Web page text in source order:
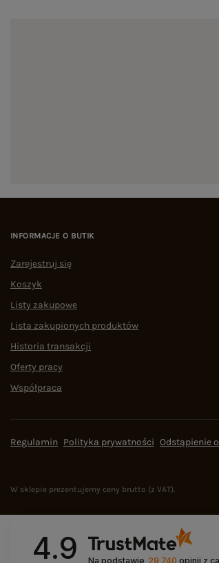
INFORMACJE O BUTIK
Zarejestruj się
Koszyk
Listy zakupowe
Lista zakupionych produktów
Historia transakcji
Oferty pracy
Współpraca
Regulamin Polityka prywatności Odstąpienie
W sklepie prezentujemy ceny brutto (z VAT).
4.9 Na podstawie 29 740 opinii z